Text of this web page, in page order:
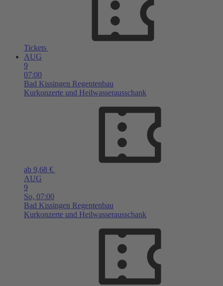
Tickets
AUG
9
07:00
Bad Kissingen Regentenbau
Kurkonzerte und Heilwasserausschank
ab 9,68 €
AUG
9
So, 07:00
Bad Kissingen Regentenbau
Kurkonzerte und Heilwasserausschank